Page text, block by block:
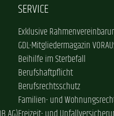
SERVICE
Exklusive
GDL-Mitgliedermagazin
Beihilfe im Sterbefall
Berufshaftpflicht
Berufsrechtsschutz
Familien- und